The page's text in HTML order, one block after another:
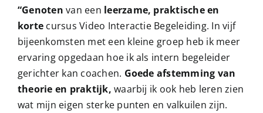
“Genoten van een leerzame, praktische en
korte cursus Video Interactie Begeleiding. In vijf
bijeenkomsten met een kleine groep heb ik meer
ervaring opgedaan hoe ik als intern begeleider
gerichter kan coachen. Goede afstemming van
theorie en praktijk, waarbij ik ook heb leren zien
wat mijn eigen sterke punten en valkuilen zijn.